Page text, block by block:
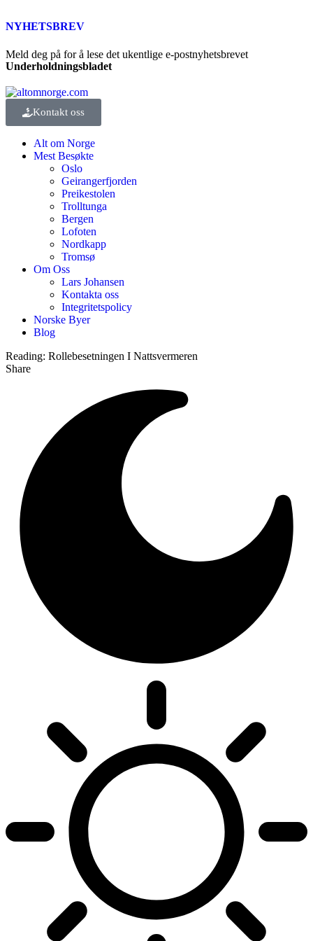
NYHETSBREV
Meld deg på for å lese det ukentlige e-postnyhetsbrevet
Underholdningsbladet
Kontakt oss
Alt om Norge
Mest Besøkte
Oslo
Geirangerfjorden
Preikestolen
Trolltunga
Bergen
Lofoten
Nordkapp
Tromsø
Om Oss
Lars Johansen
Kontakta oss
Integritetspolicy
Norske Byer
Blog
Reading: Rollebesetningen I Nattsvermeren
Share